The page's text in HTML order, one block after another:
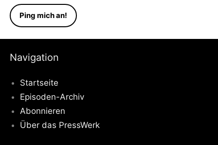
Navigation
Startseite
Episoden-Archiv
Abonnieren
Über das PressWerk